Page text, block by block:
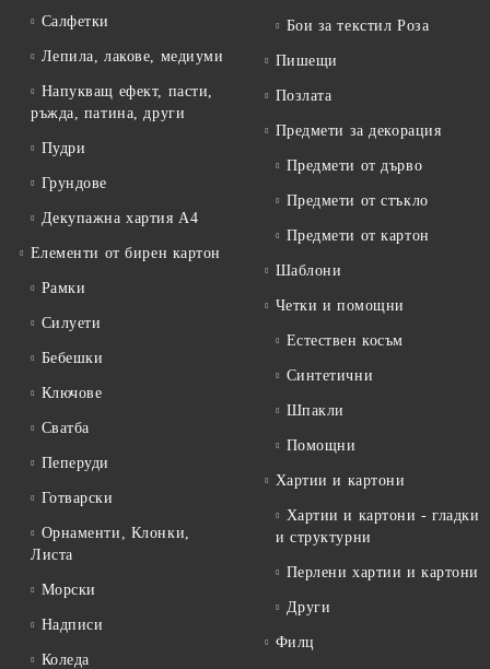
Салфетки
Лепила, лакове, медиуми
Напукващ ефект, пасти,
ръжда, патина, други
Пудри
Грундове
Декупажна хартия А4
Елементи от бирен картон
Рамки
Силуети
Бебешки
Ключове
Сватба
Пеперуди
Готварски
Орнаменти, Клонки,
Листа
Морски
Надписи
Коледа
Бои за текстил Роза
Пишещи
Позлата
Предмети за декорация
Предмети от дърво
Предмети от стъкло
Предмети от картон
Шаблони
Четки и помощни
Естествен косъм
Синтетични
Шпакли
Помощни
Хартии и картони
Хартии и картони - гладки
и структурни
Перлени хартии и картони
Други
Филц